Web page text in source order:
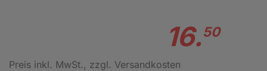
16.50
Preis inkl. MwSt., zzgl. Versandkosten